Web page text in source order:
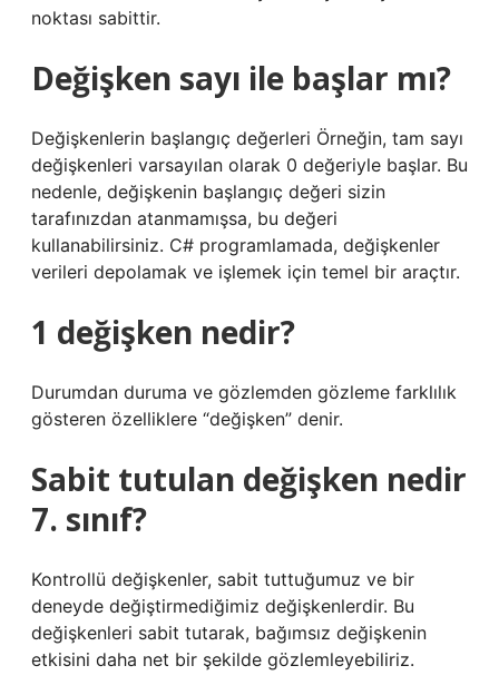
noktası sabittir.
Değişken sayı ile başlar mı?
Değişkenlerin başlangıç ​​değerleri Örneğin, tam sayı
değişkenleri varsayılan olarak 0 değeriyle başlar. Bu
nedenle, değişkenin başlangıç ​​değeri sizin
tarafınızdan atanmamışsa, bu değeri
kullanabilirsiniz. C# programlamada, değişkenler
verileri depolamak ve işlemek için temel bir araçtır.
1 değişken nedir?
Durumdan duruma ve gözlemden gözleme farklılık
gösteren özelliklere “değişken” denir.
Sabit tutulan değişken nedir
7. sınıf?
Kontrollü değişkenler, sabit tuttuğumuz ve bir
deneyde değiştirmediğimiz değişkenlerdir. Bu
değişkenleri sabit tutarak, bağımsız değişkenin
etkisini daha net bir şekilde gözlemleyebiliriz.